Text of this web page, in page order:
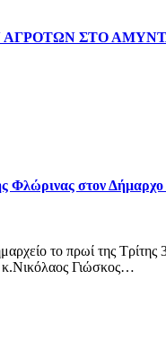
ΣΤΟ
Φλώρινας στον Δήμαρχο
το πρωί της
κ.Νικόλαος Γιώσκος…